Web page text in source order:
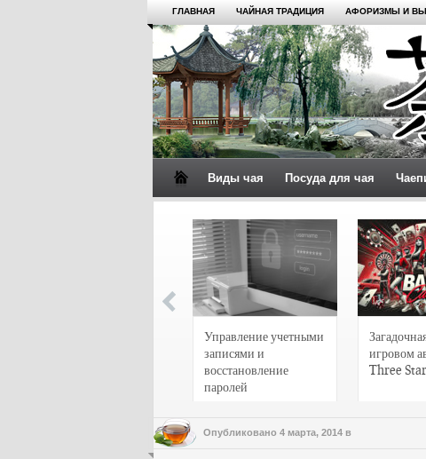
ГЛАВНАЯ ЧАЙНАЯ ТРАДИЦИЯ АФОРИЗМЫ И
Виды чая Посуда для чая
Управление учетными
записями и
восстановление
паролей
игровом
Three
Опубликовано 4 марта, 2014 в